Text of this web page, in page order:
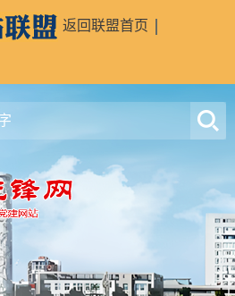
返回联盟首页